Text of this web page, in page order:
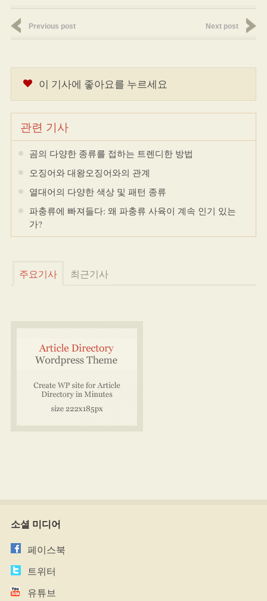
Previous post Next post
이 기사에 좋아요를 누르세요
관련 기사
곰의 다양한 종류를 접하는 트렌디한 방법
오징어와 대왕오징어와의 관계
열대어의 다양한 색상 및 패턴 종류
파충류에 빠져들다: 왜 파충류 사육이 계속 인기 있는
가?
주요기사 최근기사
소셜 미디어
페이스북
트위터
유튜브